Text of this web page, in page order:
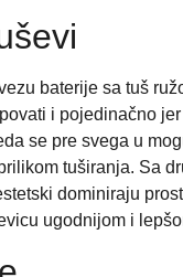
baterije sa tuš
i pojedinačno
se pre svega u
tuširanja. Sa
dominiraju
ugodnijom i